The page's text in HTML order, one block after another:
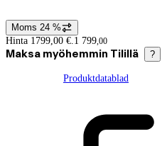
Prisinformation
Moms 24 %
Hinta 1799,00 €. 1 799,00
Maksa myöhemmin Tilillä ?
Produktdatablad